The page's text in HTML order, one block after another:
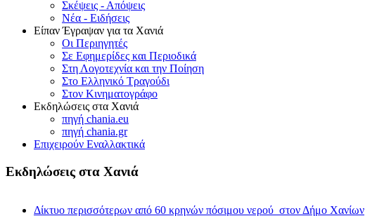
Σκέψεις - Απόψεις
Νέα - Ειδήσεις
Είπαν Έγραψαν για τα Χανιά
Οι Περιηγητές
Σε Εφημερίδες και Περιοδικά
Στη Λογοτεχνία και την Ποίηση
Στο Ελληνικό Τραγούδι
Στον Κινηματογράφο
Εκδηλώσεις στα Χανιά
πηγή chania.eu
πηγή chania.gr
Επιχειρούν Εναλλακτικά
Εκδηλώσεις στα Χανιά
Δίκτυο περισσότερων από 60 κρηνών πόσιμου νερού στον Δήμο Χανίων